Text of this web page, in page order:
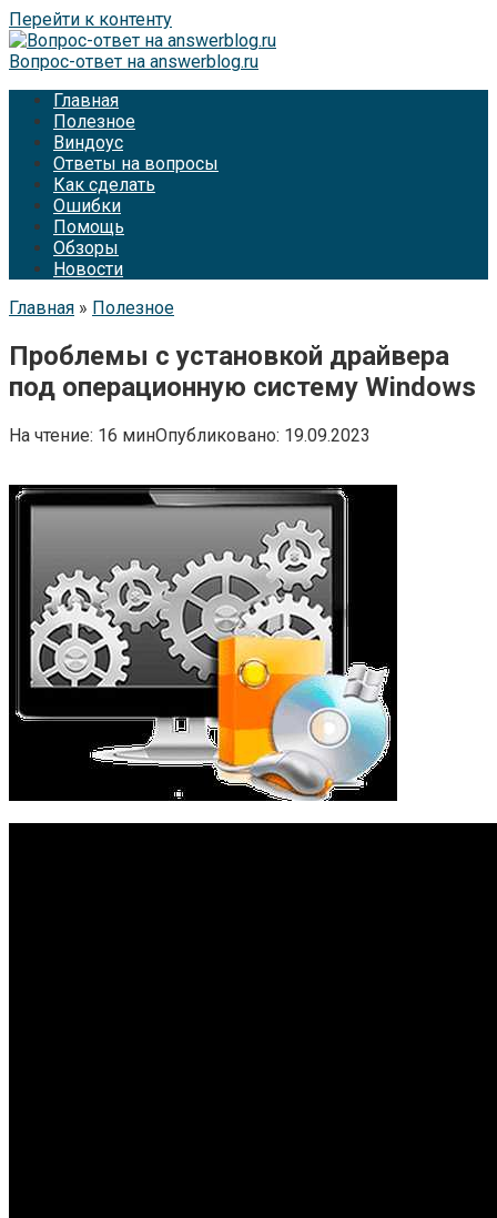
Перейти к контенту
Вопрос-ответ на answerblog.ru
Главная
Полезное
Виндоус
Ответы на вопросы
Как сделать
Ошибки
Помощь
Обзоры
Новости
Главная » Полезное
Проблемы с установкой драйвера
под операционную систему Windows
На чтение: 16 минОпубликовано: 19.09.2023